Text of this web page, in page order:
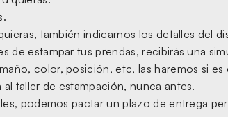
también indicarnos los detalles del
estampar tus prendas, recibirás una
color, posición, etc, las haremos si es
taller de estampación, nunca antes.
podemos pactar un plazo de entrega